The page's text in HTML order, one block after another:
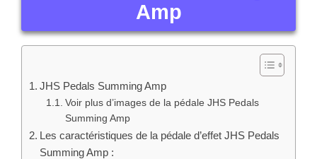
Amp
JHS Pedals Summing Amp
Voir plus d’images de la pédale JHS Pedals
Summing Amp
Les caractéristiques de la pédale d’effet JHS Pedals
Summing Amp :